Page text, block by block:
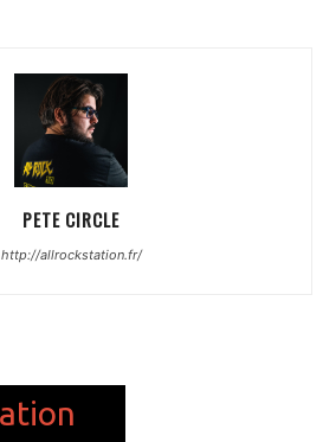
PETE CIRCLE
http://allrockstation.fr/